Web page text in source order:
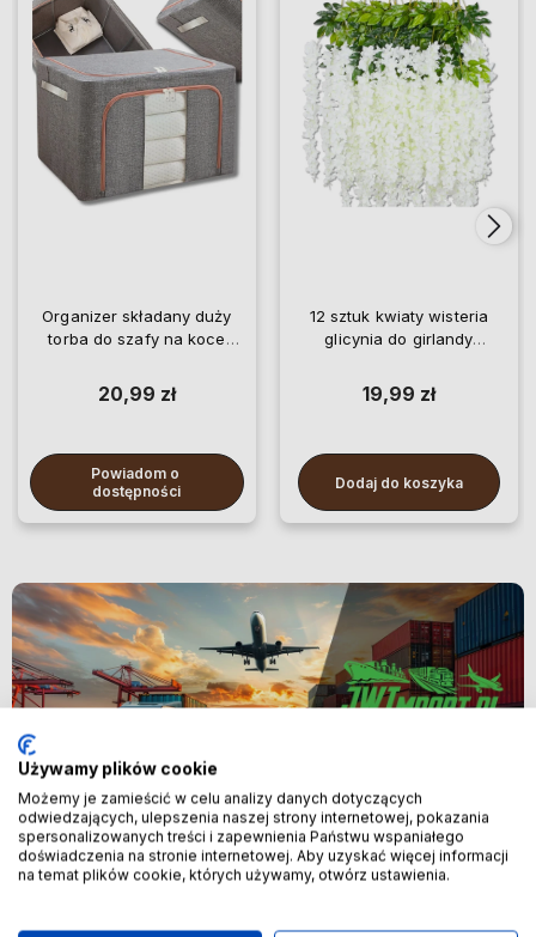
Organizer składany duży
torba do szafy na koce
20,99 zł
Powiadom o
dostępności
12 sztuk kwiaty wisteria
glicynia do girlandy
19,99 zł
Dodaj do koszyka
Nowość
🚢 Bezpośredni import z Chin –
Używamy plików cookie
Możemy je zamieścić w celu analizy danych dotyczących
odwiedzających, ulepszenia naszej strony internetowej, pokazania
spersonalizowanych treści i zapewnienia Państwu wspaniałego
doświadczenia na stronie internetowej. Aby uzyskać więcej informacji
na temat plików cookie, których używamy, otwórz ustawienia.